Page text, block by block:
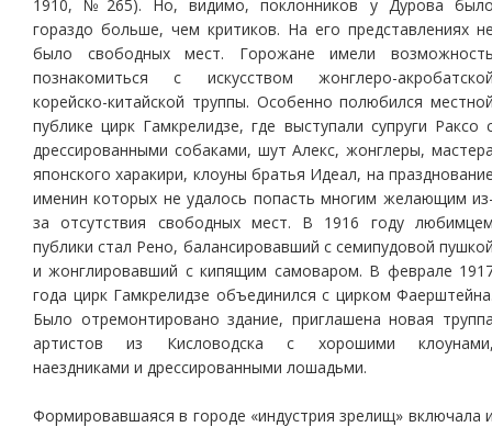
1910, №265). Но, видимо, поклонников у Дурова
гораздо больше, чем критиков. На его представлениях
было свободных мест. Горожане имели
познакомиться с искусством жонглеро-
корейско-китайской труппы. Особенно полюбился
публике цирк Гамкрелидзе, где выступали супруги Раксо
дрессированными собаками, шут Алекс, жонглеры,
японского харакири, клоуны братья Идеал, на
именин которых не удалось попасть многим желающим
за отсутствия свободных мест. В 1916 году
публики стал Рено, балансировавший с семипудовой
и жонглировавший с кипящим самоваром. В феврале
года цирк Гамкрелидзе объединился с цирком
Было отремонтировано здание, приглашена новая
артистов из Кисловодска с хорошими
наездниками и дрессированными лошадьми.
Формировавшаяся в городе «индустрия зрелищ» включала